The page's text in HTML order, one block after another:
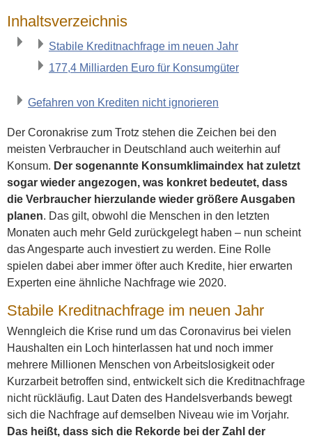
Inhaltsverzeichnis
Stabile Kreditnachfrage im neuen Jahr
177,4 Milliarden Euro für Konsumgüter
Gefahren von Krediten nicht ignorieren
Der Coronakrise zum Trotz stehen die Zeichen bei den
meisten Verbraucher in Deutschland auch weiterhin auf
Konsum. Der sogenannte Konsumklimaindex hat zuletzt
sogar wieder angezogen, was konkret bedeutet, dass
die Verbraucher hierzulande wieder größere Ausgaben
planen. Das gilt, obwohl die Menschen in den letzten
Monaten auch mehr Geld zurückgelegt haben – nun scheint
das Angesparte auch investiert zu werden. Eine Rolle
spielen dabei aber immer öfter auch Kredite, hier erwarten
Experten eine ähnliche Nachfrage wie 2020.
Stabile Kreditnachfrage im neuen Jahr
Wenngleich die Krise rund um das Coronavirus bei vielen
Haushalten ein Loch hinterlassen hat und noch immer
mehrere Millionen Menschen von Arbeitslosigkeit oder
Kurzarbeit betroffen sind, entwickelt sich die Kreditnachfrage
nicht rückläufig. Laut Daten des Handelsverbands bewegt
sich die Nachfrage auf demselben Niveau wie im Vorjahr.
Das heißt, dass sich die Rekorde bei der Zahl der